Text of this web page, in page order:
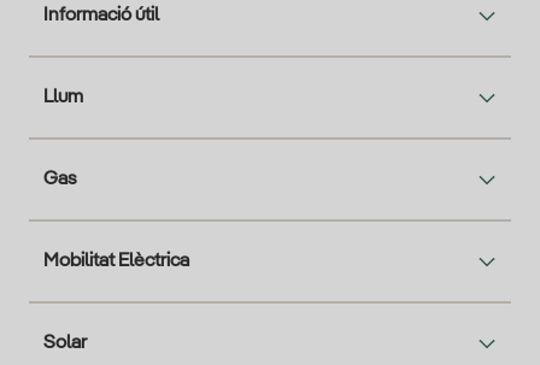
Informació útil
Llum
Gas
Mobilitat Elèctrica
Solar